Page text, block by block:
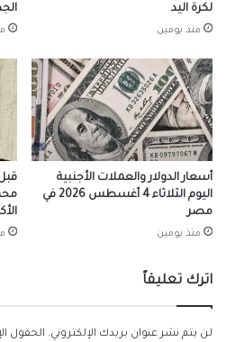
لكرة اليد
منذ يومين
أسعار الدولار والعملات الأجنبية
اليوم الثلاثاء 4 أغسطس 2026 في
مصر
منذ يومين
اترك تعليقاً
لن يتم نشر عنوان بريدك الإلكتروني. الحقول